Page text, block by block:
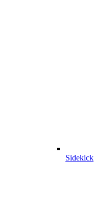
Sidekick